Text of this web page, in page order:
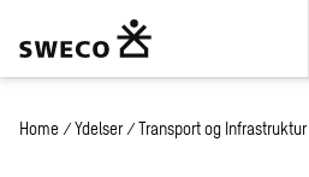
Home / Ydelser / Transport og Infrastruktur